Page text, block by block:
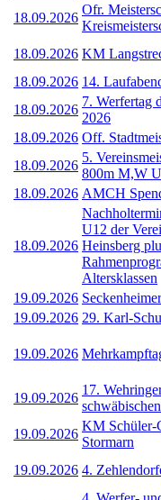
18.09.2026
Ofr.
18.09.2026 KM
18.09.2026 14.
18.09.2026
7. Werfertag
2026
18.09.2026 Off.
18.09.2026
5.
800m M,W
18.09.2026 AMCH
18.09.2026
U12 der
Heinsberg
Altersklassen
19.09.2026
19.09.2026 29. Karl-
19.09.2026
19.09.2026
17.
19.09.2026
KM
Stormarn
19.09.2026 4.